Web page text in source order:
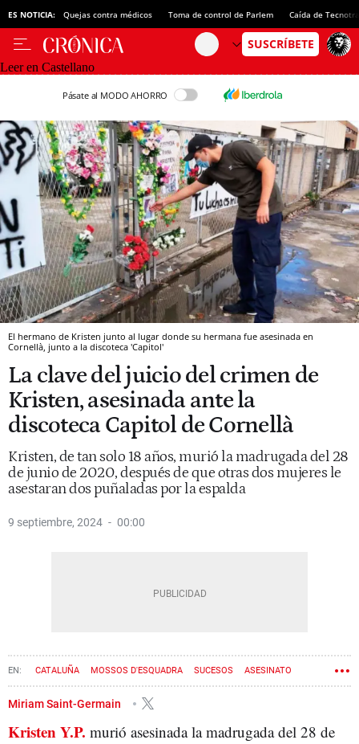
ES NOTICIA: Quejas contra médicos Toma de control de Parlem Caída de
Leer en Castellano
Pásate al MODO AHORRO
El hermano de Kristen junto al lugar donde su hermana fue asesinada en
Cornellà, junto a la discoteca 'Capitol'
La clave del juicio del crimen de
Kristen, asesinada ante la
discoteca Capitol de Cornellà
Kristen, de tan solo 18 años, murió la madrugada del 28
de junio de 2020, después de que otras dos mujeres le
asestaran dos puñaladas por la espalda
9 septiembre, 2024 00:00
CATALUÑA MOSSOS D'ESQUADRA SUCESOS ASESINATO
CRIMEN AUDIENCIA DE BARCELONA
Miriam Saint-Germain
Kristen Y.P. murió asesinada la madrugada del 28 de